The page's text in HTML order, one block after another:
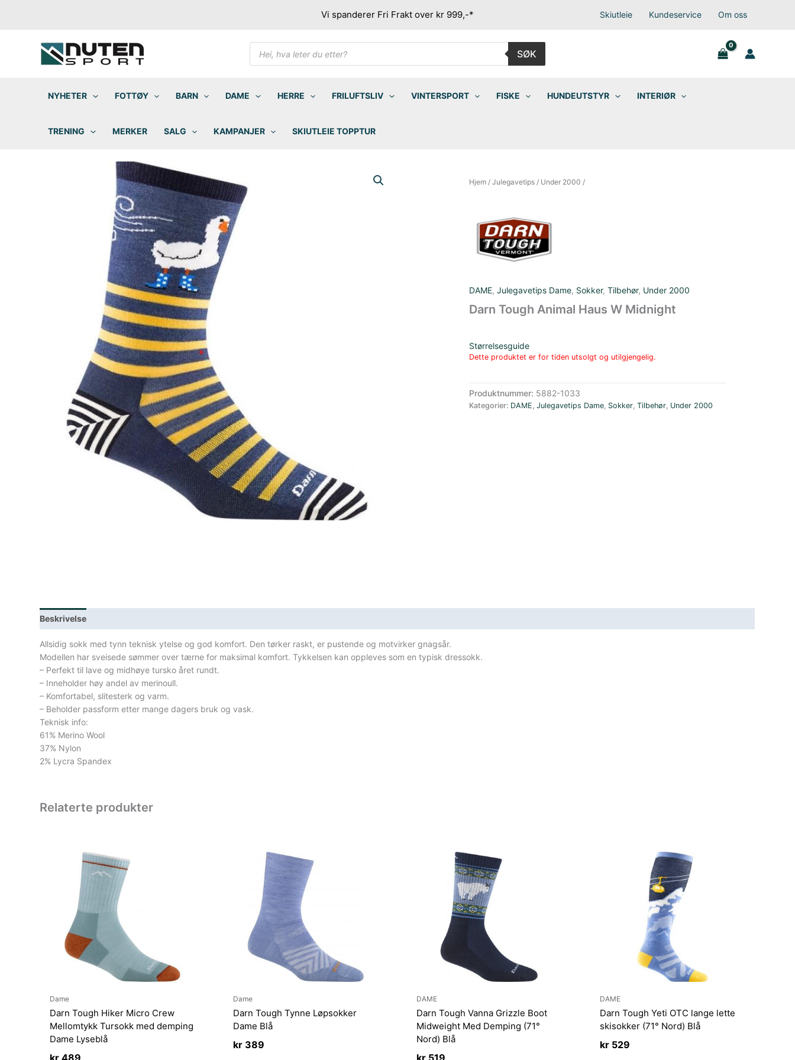
Vi spanderer Fri Frakt over kr 999,-* Skiutleie Kundeservice Om oss
Products
search
SØK
NYHETER FOTTØY BARN DAME HERRE FRILUFTSLIV VINTERSPORT FISKE HUNDEUTSTYR INTERIØR
TRENING MERKER SALG KAMPANJER SKIUTLEIE TOPPTUR
Hjem/ Julegavetips/ Under 2000 /
DAME, Julegavetips Dame, Sokker, Tilbehør, Under 2000
Darn Tough Animal Haus W Midnight
Størrelsesguide
Dette produktet er for tiden utsolgt og utilgjengelig.
Produktnummer: 5882-1033
Kategorier: DAME, Julegavetips Dame, Sokker, Tilbehør, Under 2000
Beskrivelse
Allsidig sokk med tynn teknisk ytelse og god komfort. Den tørker raskt, er pustende og motvirker gnagsår.
Modellen har sveisede sømmer over tærne for maksimal komfort. Tykkelsen kan oppleves som en typisk dressokk.
– Perfekt til lave og midhøye tursko året rundt.
– Inneholder høy andel av merinoull.
– Komfortabel, slitesterk og varm.
– Beholder passform etter mange dagers bruk og vask.
Teknisk info:
61% Merino Wool
37% Nylon
2% Lycra Spandex
Relaterte produkter
Dame
Darn Tough Hiker Micro Crew
Mellomtykk Tursokk med demping
Dame Lyseblå
Dame
Darn Tough Tynne Løpsokker
Dame Blå
kr389
DAME
Darn Tough Vanna Grizzle Boot
Midweight Med Demping (71°
Nord) Blå
DAME
Darn Tough Yeti OTC lange lette
skisokker (71° Nord) Blå
kr529